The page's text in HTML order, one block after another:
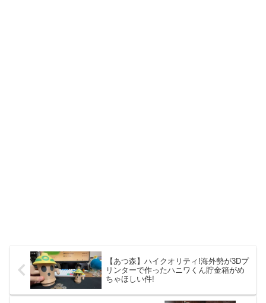
【あつ森】ハイクオリティ!海外勢が3Dプ
リンターで作ったハニワくん貯金箱がめ
ちゃほしい件!